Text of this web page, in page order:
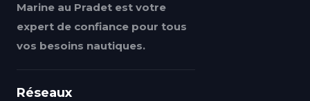
Marine au Pradet est votre
expert de confiance pour tous
vos besoins nautiques.
Réseaux